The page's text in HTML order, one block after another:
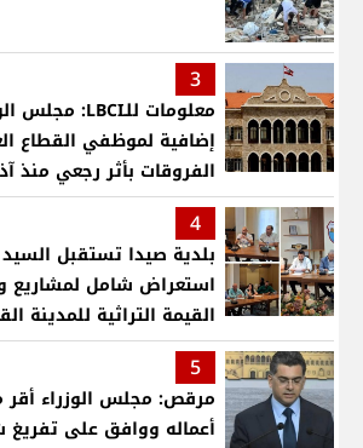
3
إضافية لموظفي القطاع
الفروقات بأثر رجعي منذ
4
بلدية صيدا تستقبل
استعراض شامل لمشاريع
القيمة التراثية للمدينة
5
مرقص: مجلس الوزراء
أعماله ووافق على تفريغ